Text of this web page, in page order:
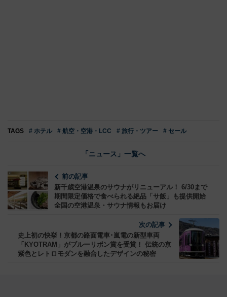
TAGS # ホテル # 航空・空港・LCC # 旅行・ツアー # セール
「ニュース」一覧へ
前の記事
新千歳空港温泉のサウナがリニューアル！ 6/30まで
期間限定価格で食べられる絶品「サ飯」も提供開始
全国の空港温泉・サウナ情報もお届け
次の記事
史上初の快挙！京都の路面電車･嵐電の新型車両
「KYOTRAM」がブルーリボン賞を受賞！ 伝統の京
紫色とレトロモダンを融合したデザインの秘密